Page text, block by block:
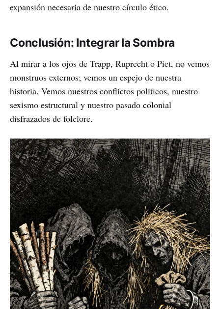
expansión necesaria de nuestro círculo ético.
Conclusión: Integrar la Sombra
Al mirar a los ojos de Trapp, Ruprecht o Piet, no vemos
monstruos externos; vemos un espejo de nuestra
historia. Vemos nuestros conflictos políticos, nuestro
sexismo estructural y nuestro pasado colonial
disfrazados de folclore.